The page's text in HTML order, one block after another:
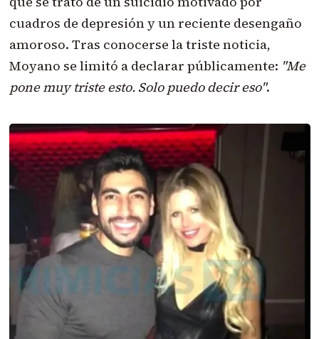
cuadros de depresión y un reciente desengaño
amoroso. Tras conocerse la triste noticia,
Moyano se limitó a declarar públicamente: "Me
pone muy triste esto. Solo puedo decir eso".